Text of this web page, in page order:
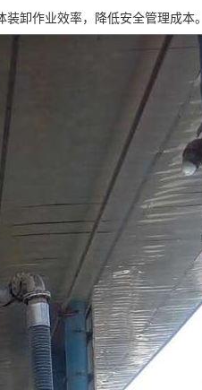
卸作业效率，降低安全管理成本。